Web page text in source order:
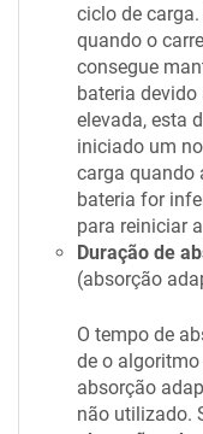
ciclo de
quando o
consegue
bateria
elevada, esta
iniciado um
carga quando
bateria for
para reiniciar
Duração de
(absorção
O tempo de
de o
absorção
não utilizado.